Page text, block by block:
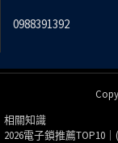
0988391392
相關知識
2026電子鎖推薦TOP10